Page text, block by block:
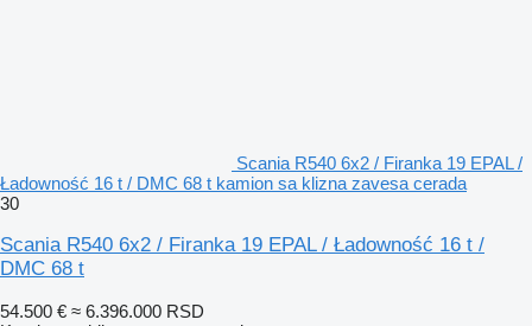
Scania R540 6x2 / Firanka 19 EPAL /
Ładowność 16 t / DMC 68 t kamion sa klizna zavesa cerada
30
Scania R540 6x2 / Firanka 19 EPAL / Ładowność 16 t /
DMC 68 t
54.500 € ≈ 6.396.000 RSD